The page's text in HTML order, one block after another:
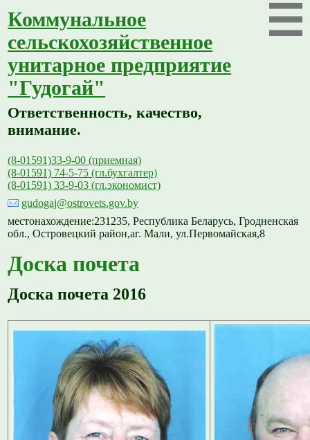
Коммунальное
сельскохозяйственное
унитарное предприятие
"Гудогай"
Ответственность, качество,
внимание.
(8-01591)33-9-00 (приемная)
(8-01591) 74-5-75 (гл.бухгалтер)
(8-01591) 33-9-03 (гл.экономист)
gudogaj@ostrovets.gov.by
местонахождение:231235, Республика Беларусь, Гродненская
обл., Островецкий район,аг. Мали, ул.Первомайская,8
Доска почета
Доска почета 2016